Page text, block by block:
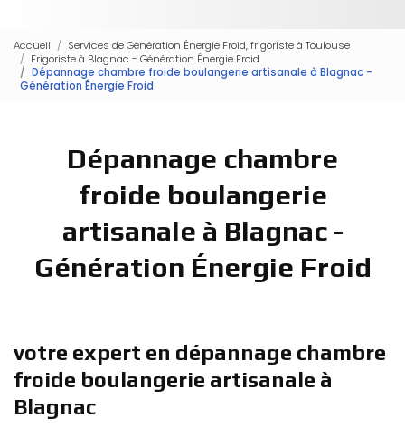
Accueil
Services de Génération Énergie Froid, frigoriste à Toulouse
Frigoriste à Blagnac - Génération Énergie Froid
Dépannage chambre froide boulangerie artisanale à Blagnac -
Génération Énergie Froid
Dépannage chambre
froide boulangerie
artisanale à Blagnac -
Génération Énergie Froid
votre expert en dépannage chambre
froide boulangerie artisanale à
Blagnac